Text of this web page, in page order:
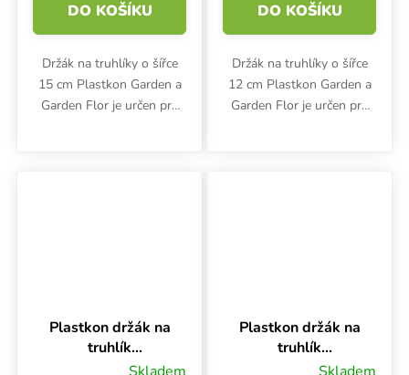
DO KOŠÍKU
Držák na truhlíky o šířce
15 cm Plastkon Garden a
Garden Flor je určen pro
DO KOŠÍKU
Držák na truhlíky o šířce
12 cm Plastkon Garden a
Garden Flor je určen pro
Plastkon držák na
truhlík
nastavitelný
Plastkon držák na
truhlík
nastavitelný